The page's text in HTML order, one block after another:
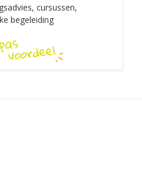
cursussen,
begeleiding